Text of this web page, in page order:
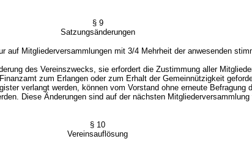
§ 9
Satzungsänderungen
Mitgliederversammlungen mit 3/4 Mehrheit der anwesenden
des Vereinszwecks, sie erfordert die Zustimmung aller
zum Erlangen oder zum Erhalt der Gemeinnützigkeit
verlangt werden, können vom Vorstand ohne erneute Befragung
Diese Änderungen sind auf der nächsten Mitgliederversammlung
§ 10
Vereinsauflösung